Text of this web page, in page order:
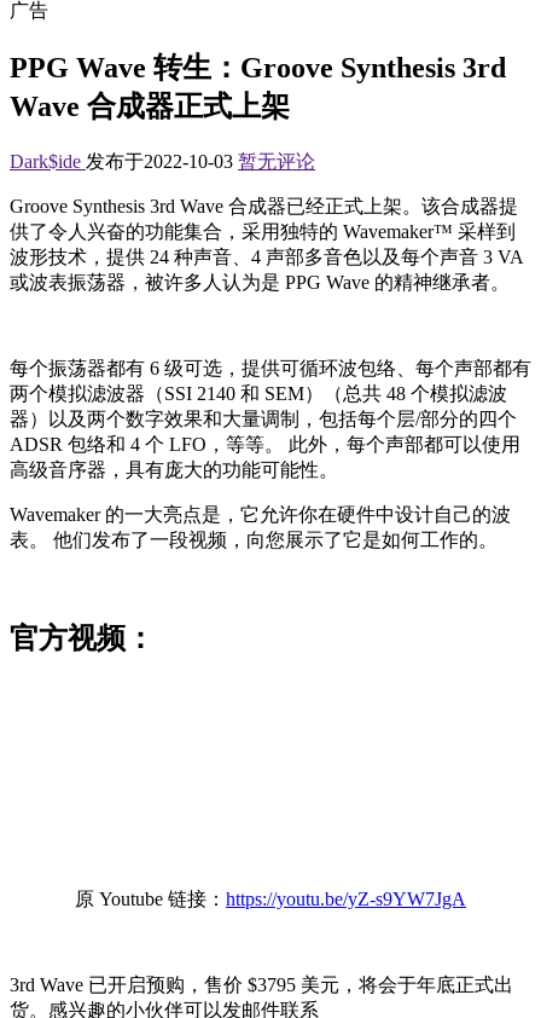
广告
PPG Wave 转生：Groove Synthesis 3rd
Wave 合成器正式上架
Dark$ide 发布于2022-10-03 暂无评论
Groove Synthesis 3rd Wave 合成器已经正式上架。该合成器提
供了令人兴奋的功能集合，采用独特的 Wavemaker™ 采样到
波形技术，提供 24 种声音、4 声部多音色以及每个声音 3 VA
或波表振荡器，被许多人认为是 PPG Wave 的精神继承者。
每个振荡器都有 6 级可选，提供可循环波包络、每个声部都有
两个模拟滤波器（SSI 2140 和 SEM）（总共 48 个模拟滤波
器）以及两个数字效果和大量调制，包括每个层/部分的四个
ADSR 包络和 4 个 LFO，等等。 此外，每个声部都可以使用
高级音序器，具有庞大的功能可能性。
Wavemaker 的一大亮点是，它允许你在硬件中设计自己的波
表。 他们发布了一段视频，向您展示了它是如何工作的。
官方视频：
原 Youtube 链接： https://youtu.be/yZ-s9YW7JgA
3rd Wave 已开启预购，售价 $3795 美元，将会于年底正式出
货。感兴趣的小伙伴可以发邮件联系